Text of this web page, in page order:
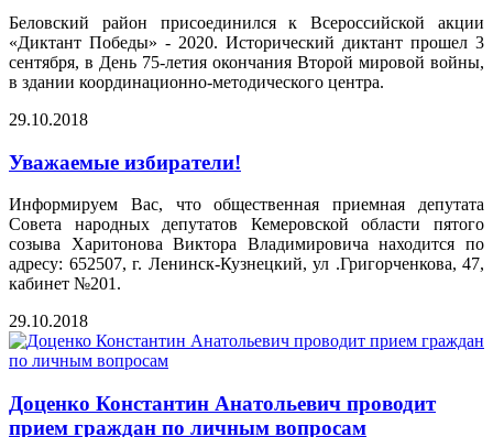
Беловский район присоединился к Всероссийской акции
«Диктант Победы» - 2020. Исторический диктант прошел 3
сентября, в День 75-летия окончания Второй мировой войны,
в здании координационно-методического центра.
29.10.2018
Уважаемые избиратели!
Информируем Вас, что общественная приемная депутата
Совета народных депутатов Кемеровской области пятого
созыва Харитонова Виктора Владимировича находится по
адресу: 652507, г. Ленинск-Кузнецкий, ул .Григорченкова, 47,
кабинет №201.
29.10.2018
Доценко Константин Анатольевич проводит
прием граждан по личным вопросам